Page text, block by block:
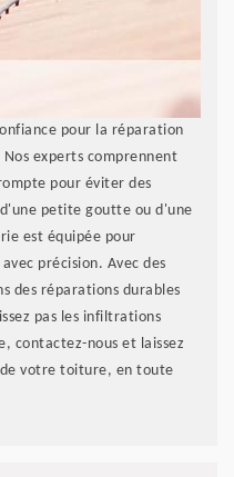
pour la réparation
experts comprennent
pour éviter des
petite goutte ou d'une
est équipée pour
précision. Avec des
des réparations durables
pas les infiltrations
contactez-nous et laissez
votre toiture, en toute